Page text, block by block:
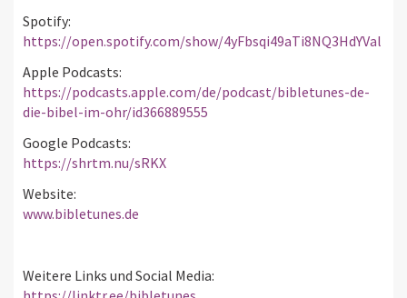
Spotify:
https://open.spotify.com/show/4yFbsqi49aTi8NQ3HdYVal
Apple Podcasts:
https://podcasts.apple.com/de/podcast/bibletunes-de-
die-bibel-im-ohr/id366889555
Google Podcasts:
https://shrtm.nu/sRKX
Website:
www.bibletunes.de
Weitere Links und Social Media: